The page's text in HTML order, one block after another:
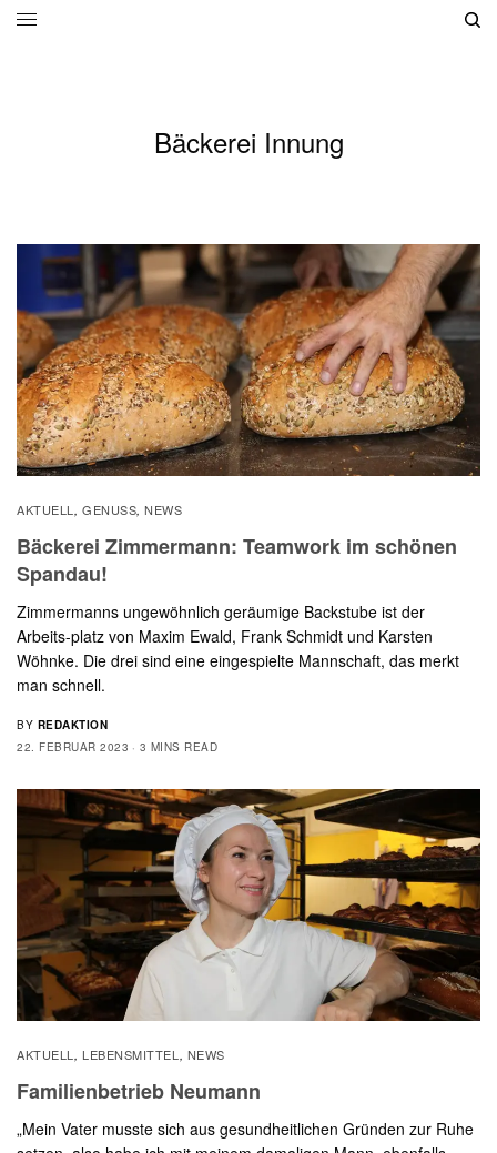
Bäckerei Innung
AKTUELL , GENUSS,NEWS
Bäckerei Zimmermann: Teamwork im schönen
Spandau!
Zimmermanns ungewöhnlich geräumige Backstube ist der
Arbeits-platz von Maxim Ewald, Frank Schmidt und Karsten
Wöhnke. Die drei sind eine eingespielte Mannschaft, das merkt
man schnell.
BY REDAKTION
22. FEBRUAR 2023
3 MINS READ
AKTUELL , LEBENSMITTEL , NEWS
Familienbetrieb Neumann
„Mein Vater musste sich aus gesundheitlichen Gründen zur Ruhe